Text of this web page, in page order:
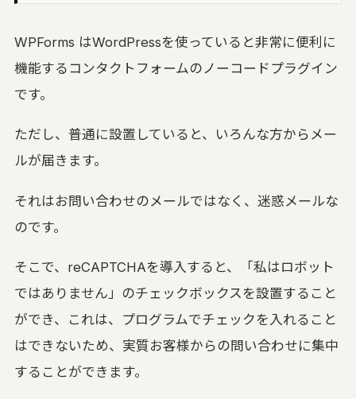
MONTAGE
合わせる
MAXIMIZER
別マキシマイザー｜音を大きく、音を変え
PIANO
ノ調律｜ブラウザで精密チューニング
葉方式のチーム編集｜3 人と録音を編集
ルック
ARTWORK
変換 (無料)｜ジャケット・サムネイルを規
おりに
WPForms はWordPressを使っていると非常に便利に
機能するコンタクトフォームのノーコードプラグイン
です。
ただし、普通に設置していると、いろんな方からメー
ルが届きます。
それはお問い合わせのメールではなく、迷惑メールな
のです。
そこで、reCAPTCHAを導入すると、「私はロボット
ではありません」のチェックボックスを設置すること
ができ、これは、プログラムでチェックを入れること
はできないため、実質お客様からの問い合わせに集中
することができます。